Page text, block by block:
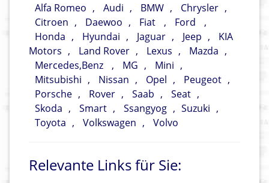
Alfa Romeo , Audi , BMW , Chrysler ,
Citroen , Daewoo , Fiat , Ford
,
Honda , Hyundai , Jaguar , Jeep ,
KIA
Motors , Land Rover , Lexus , Mazda ,
Mercedes,Benz
, MG , Mini ,
Mitsubishi , Nissan , Opel , Peugeot ,
Porsche , Rover , Saab , Seat ,
Skoda , Smart , Ssangyog , Suzuki ,
Toyota , Volkswagen , Volvo
Relevante Links für Sie: